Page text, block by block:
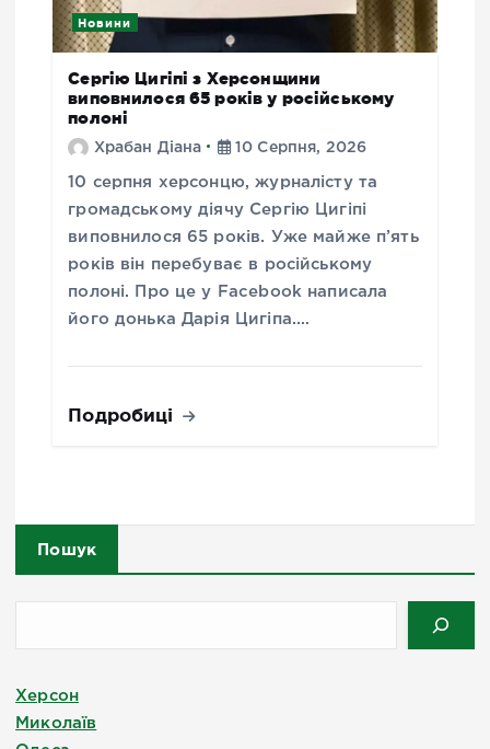
Новини
Сергію Цигіпі з Херсонщини
виповнилося 65 років у російському
полоні
Храбан Діана 10 Серпня, 2026
10 серпня херсонцю, журналісту та
громадському діячу Сергію Цигіпі
виповнилося 65 років. Уже майже п’ять
років він перебуває в російському
полоні. Про це у Facebook написала
його донька Дарія Цигіпа.…
Подробиці
Пошук
Херсон
Миколаїв